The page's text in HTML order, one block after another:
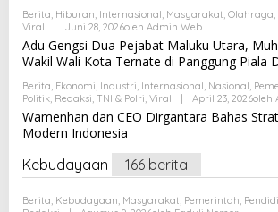
Berita, Hiburan, Internasional, Masyarakat, Olahraga,
Viral
Juni 28, 2026Oleh Admin Web
Adu Gengsi Dua Pejabat Maluku Utara,
Wakil Wali Kota Ternate di Panggung Piala
Berita, Ekonomi, Industri, Internasional, Nasional,
Politik, Redaksi, TNI & Polri, Viral April 23, 2026Oleh
Wamenhan dan CEO Dirgantara Bahas
Modern Indonesia
Kebudayaan 166 berita
Berita, Kebudayaan, Masyarakat, Pemerintah,